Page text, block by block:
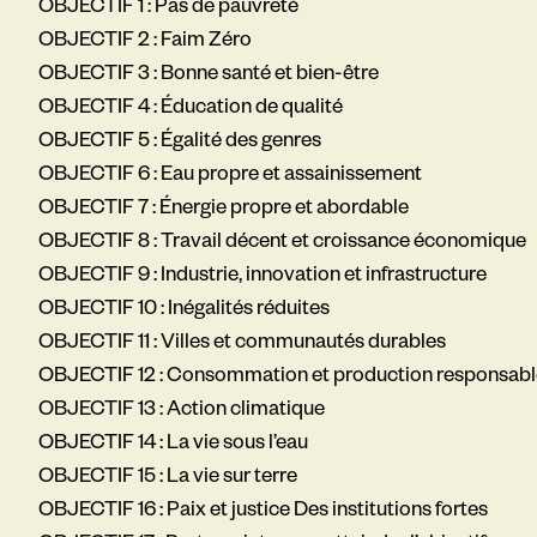
OBJECTIF 2 : Faim Zéro
OBJECTIF 3 : Bonne santé et bien-être
OBJECTIF 4 : Éducation de qualité
OBJECTIF 5 : Égalité des genres
OBJECTIF 6 : Eau propre et assainissement
OBJECTIF 7 : Énergie propre et abordable
OBJECTIF 8 : Travail décent et croissance économique
OBJECTIF 9 : Industrie, innovation et infrastructure
OBJECTIF 10 : Inégalités réduites
OBJECTIF 11 : Villes et communautés durables
OBJECTIF 12 : Consommation et production
OBJECTIF 13 : Action climatique
OBJECTIF 14 : La vie sous l’eau
OBJECTIF 15 : La vie sur terre
OBJECTIF 16 : Paix et justice Des institutions fortes